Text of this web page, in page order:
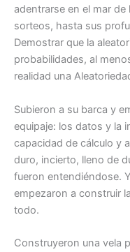
adentrarse en el mar
sorteos, hasta sus
Demostrar que la
probabilidades, al
realidad una
Subieron a su barca y
equipaje: los datos y la
capacidad de cálculo y
duro, incierto, lleno de
fueron entendiéndose.
empezaron a construir
todo.
Construyeron una vela